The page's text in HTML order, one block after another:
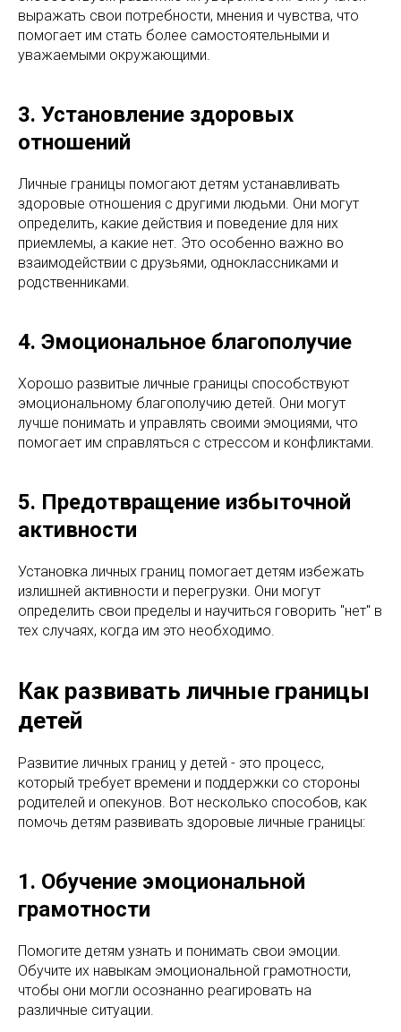
выражать свои потребности, мнения и чувства, что
помогает им стать более самостоятельными и
уважаемыми окружающими.
3. Установление здоровых
отношений
Личные границы помогают детям устанавливать
здоровые отношения с другими людьми. Они могут
определить, какие действия и поведение для них
приемлемы, а какие нет. Это особенно важно во
взаимодействии с друзьями, одноклассниками и
родственниками.
4. Эмоциональное благополучие
Хорошо развитые личные границы способствуют
эмоциональному благополучию детей. Они могут
лучше понимать и управлять своими эмоциями, что
помогает им справляться с стрессом и конфликтами.
5. Предотвращение избыточной
активности
Установка личных границ помогает детям избежать
излишней активности и перегрузки. Они могут
определить свои пределы и научиться говорить "нет" в
тех случаях, когда им это необходимо.
Как развивать личные границы
детей
Развитие личных границ у детей - это процесс,
который требует времени и поддержки со стороны
родителей и опекунов. Вот несколько способов, как
помочь детям развивать здоровые личные границы:
1. Обучение эмоциональной
грамотности
Помогите детям узнать и понимать свои эмоции.
Обучите их навыкам эмоциональной грамотности,
чтобы они могли осознанно реагировать на
различные ситуации.